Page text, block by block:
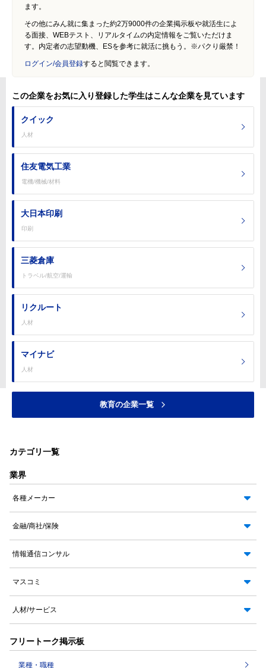
ます。
その他にみん就に集まった約2万9000件の企業掲示板や就活生によ
る面接、WEBテスト、リアルタイムの内定情報をご覧いただけま
す。内定者の志望動機、ESを参考に就活に挑もう。※パクり厳禁！
ログイン/会員登録すると閲覧できます。
この企業をお気に入り登録した学生はこんな企業を見ています
クイック
人材
住友電気工業
電機/機械/材料
大日本印刷
印刷
三菱倉庫
トラベル/航空/運輸
リクルート
人材
マイナビ
人材
教育の企業一覧
カテゴリ一覧
業界
各種メーカー
金融/商社/保険
情報通信コンサル
マスコミ
人材/サービス
フリートーク掲示板
業種・職種